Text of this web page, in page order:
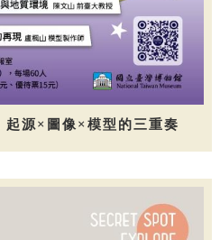
起源×圖像×模型的三重奏